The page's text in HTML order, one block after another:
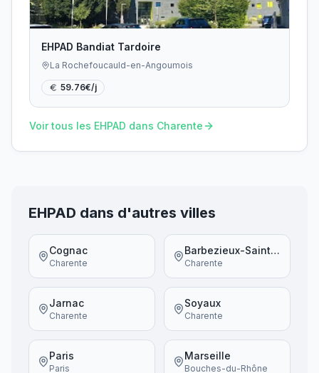
EHPAD Bandiat Tardoire
La Rochefoucauld-en-Angoumois
59.76€/j
Voir tous les EHPAD dans Charente
EHPAD dans d'autres villes
Cognac
Charente
Barbezieux-Saint-Hilaire
Charente
Jarnac
Charente
Soyaux
Charente
Paris
Paris
Marseille
Bouches-du-Rhône